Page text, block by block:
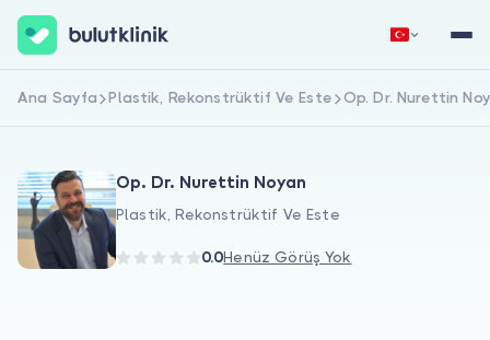
Hemen Kaydol Giriş Yap
Ana Sayfa Plastik, Rekonstrüktif Ve Este Op. Dr. Nurettin
Op. Dr. Nurettin Noyan
Plastik, Rekonstrüktif Ve Este
0.0Henüz Görüş Yok